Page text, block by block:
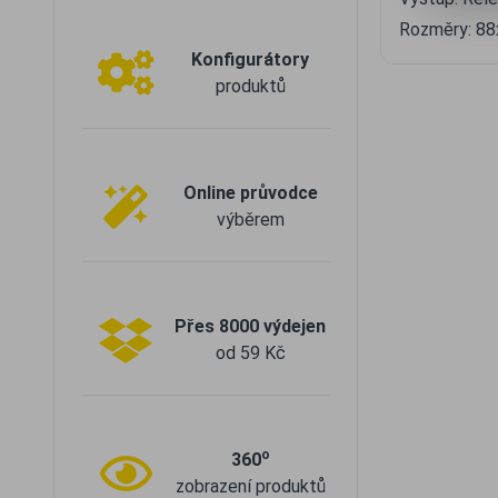
Konfigurátory
produktů
Online průvodce
výběrem
Přes 8000 výdejen
od 59 Kč
360o
zobrazení produktů
Rozměry: